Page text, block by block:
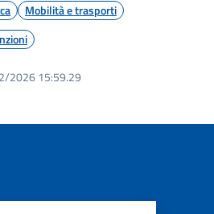
Mobilità e trasporti
2026 15:59.29